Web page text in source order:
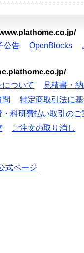
公告 OpenBlocks
ついて
見積書・
問
特定商取引法に
・科研費払い取引のご
ご注文の取り消し
式ページ